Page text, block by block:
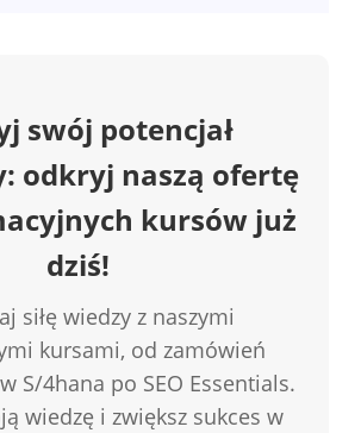
swój potencjał
odkryj naszą ofertę
kursów już
dziś!
siłę wiedzy z naszymi
kursami, od zamówień
S/4hana po SEO Essentials.
wiedzę i zwiększ sukces w